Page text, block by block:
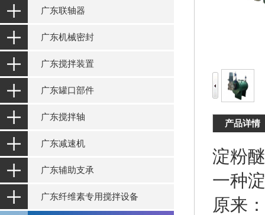
广东联轴器
广东机械密封
广东搅拌装置
广东罐口部件
广东搅拌轴
广东减速机
广东辅助支承
广东纤维素专用搅拌设备
产品详情
淀粉
一种
原来